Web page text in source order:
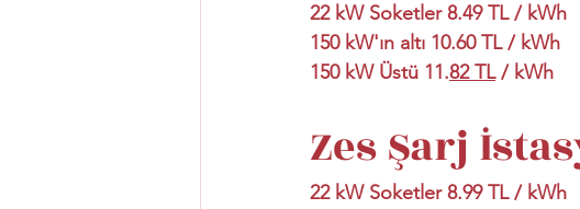
22 kW Soketler 8.49 TL / kWh
150 kW'ın altı 10.60 TL / kWh
150 kW Üstü 11.82 TL / kWh
Zes Şarj
22 kW Soketler 8.99 TL / kWh